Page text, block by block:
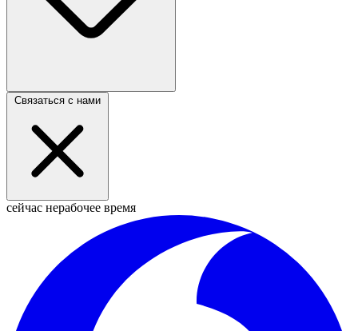
Связаться с нами
сейчас нерабочее время